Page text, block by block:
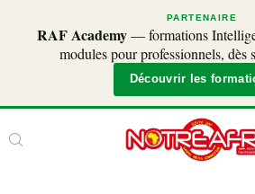
PARTENAIRE
RAF Academy— formations
modules pour professionnels, dès
Découvrir les